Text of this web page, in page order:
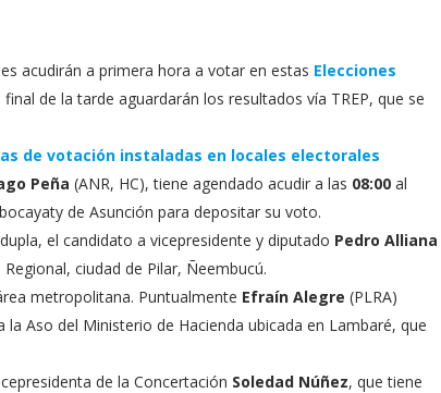
acudirán a primera hora a votar en estas Elecciones
de la tarde aguardarán los resultados vía TREP, que se
de votación instaladas en locales electorales
Peña (ANR, HC), tiene agendado acudir a las 08:00 al
de Asunción para depositar su voto.
el candidato a vicepresidente y diputado Pedro Alliana
ciudad de Pilar, Ñeembucú.
metropolitana. Puntualmente Efraín Alegre (PLRA)
la Aso del Ministerio de Hacienda ubicada en Lambaré, que
de la Concertación Soledad Núñez, que tiene